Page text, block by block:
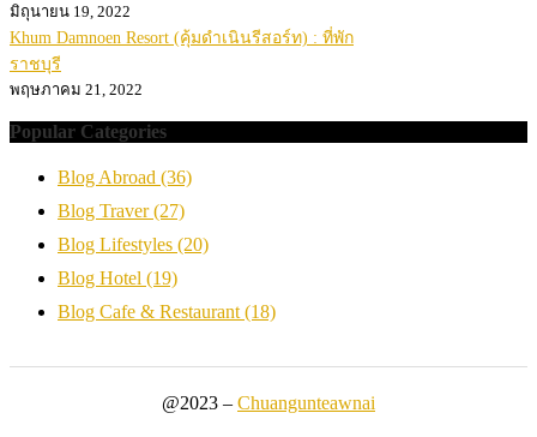
มิถุนายน 19, 2022
Khum Damnoen Resort (คุ้มดำเนินรีสอร์ท) : ที่พัก
ราชบุรี
พฤษภาคม 21, 2022
Popular Categories
Blog Abroad (36)
Blog Traver(27)
Blog Lifestyles (20)
Blog Hotel (19)
Blog Cafe & Restaurant (18)
@2023 – Chuangunteawnai